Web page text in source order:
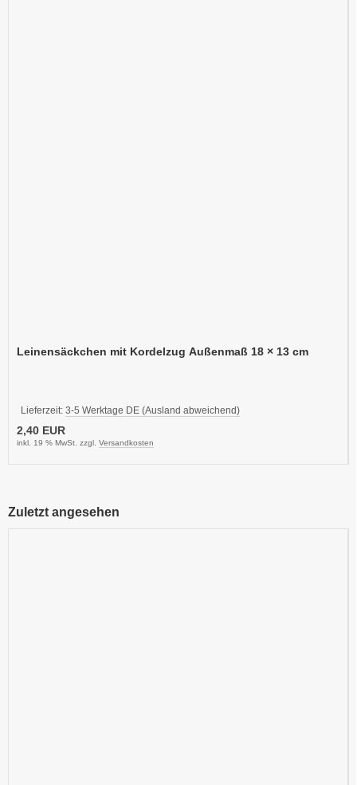
Leinensäckchen mit Kordelzug Außenmaß 18 × 13 cm
Lieferzeit: 3-5 Werktage DE (Ausland abweichend)
2,40 EUR
inkl. 19 % MwSt. zzgl. Versandkosten
Zuletzt angesehen